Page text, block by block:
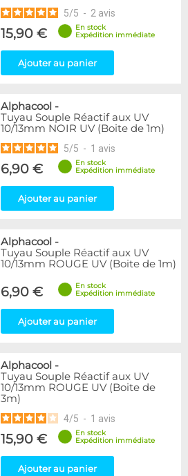
5/5 - 2 avis
15,90 €
En stock
Expédition immédiate
Ajouter au panier
Alphacool -
Tuyau Souple Réactif aux UV
10/13mm NOIR UV (Boite de 1m)
5/5 - 1 avis
6,90 €
En stock
Expédition immédiate
Ajouter au panier
Alphacool -
Tuyau Souple Réactif aux UV
10/13mm ROUGE UV (Boite de 1m)
6,90 €
En stock
Expédition immédiate
Ajouter au panier
Alphacool -
Tuyau Souple Réactif aux UV
10/13mm ROUGE UV (Boite de
3m)
4/5 - 1 avis
15,90 €
En stock
Expédition immédiate
Ajouter au panier